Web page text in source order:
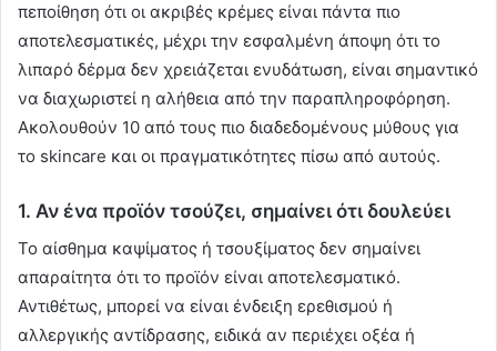
πεποίθηση ότι οι ακριβές κρέμες είναι πάντα πιο
αποτελεσματικές, μέχρι την εσφαλμένη άποψη ότι το
λιπαρό δέρμα δεν χρειάζεται ενυδάτωση, είναι σημαντικό
να διαχωριστεί η αλήθεια από την παραπληροφόρηση.
Ακολουθούν 10 από τους πιο διαδεδομένους μύθους για
το skincare και οι πραγματικότητες πίσω από αυτούς.
1. Αν ένα προϊόν τσούζει, σημαίνει ότι δουλεύει
Το αίσθημα καψίματος ή τσουξίματος δεν σημαίνει
απαραίτητα ότι το προϊόν είναι αποτελεσματικό.
Αντιθέτως, μπορεί να είναι ένδειξη ερεθισμού ή
αλλεργικής αντίδρασης, ειδικά αν περιέχει οξέα ή